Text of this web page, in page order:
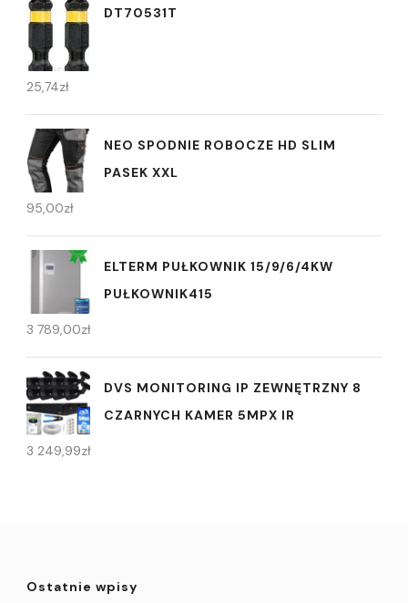
DT70531T
25,74zł
NEO SPODNIE ROBOCZE HD SLIM
PASEK XXL
95,00zł
ELTERM PUŁKOWNIK 15/9/6/4KW
PUŁKOWNIK415
3 789,00zł
DVS MONITORING IP ZEWNĘTRZNY 8
CZARNYCH KAMER 5MPX IR
3 249,99zł
Ostatnie wpisy